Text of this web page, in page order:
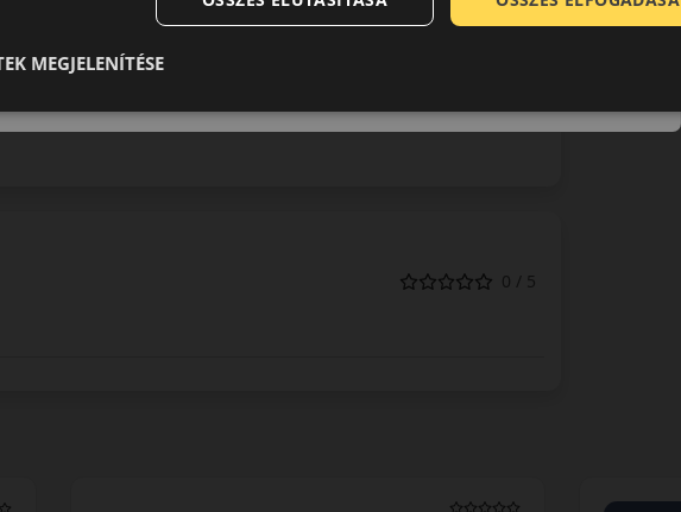
prémium kategóriás minőséget, és teljesítményt nyújtanak.
köszönhetően a Falken gumik valódi versenytársai nem a
(mint például a Michelin, Bridgestone, Dunlop, Pirelli). A Falken
terméket. Kitűnő választás a közép kategóriában magasabb
k ideális gumija. A nagy teljesítményű sport autók, luxus
0 / 5
MEGJELENÍTÉSE